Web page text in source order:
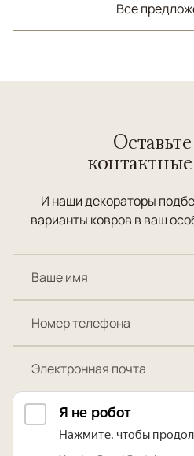
Все
И наши декораторы
варианты ковров в ваш